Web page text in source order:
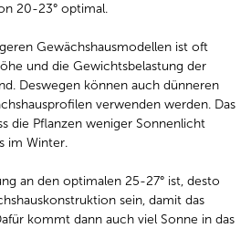
20-23° optimal.
Gewächshausmodellen ist oft
und die Gewichtsbelastung der
Deswegen können auch dünneren
verwenden werden. Das
die Pflanzen weniger Sonnenlicht
im Winter.
an den optimalen 25-27° ist, desto
sein, damit das
kommt dann auch viel Sonne in das